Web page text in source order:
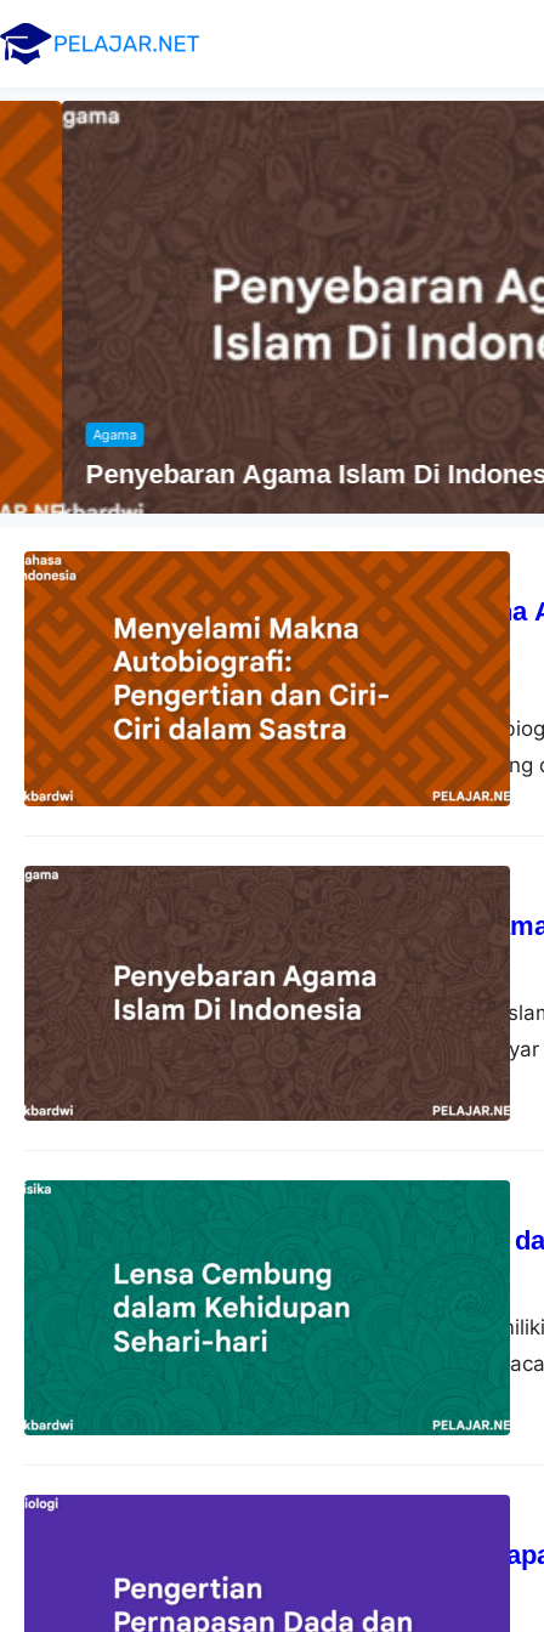
Agama
Penyebaran Agama Islam Di Indonesia
Bahasa Indonesia
Menyelami Makna
Sastra
akbardwi23 Oktober 2023
Autobiografi adalah
kehidupan pribadi yang
Penyebaran
akbardwi22 Oktober 2023
Penyebaran Agama
sebagai pelayar-
Lensa Cembung
akbardwi
Lensa cembung
pemanfaatannya di
Pengertian